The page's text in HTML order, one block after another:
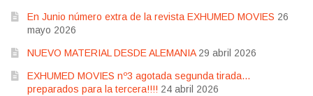
En Junio número extra de la revista EXHUMED MOVIES 26
mayo 2026
NUEVO MATERIAL DESDE ALEMANIA 29 abril 2026
EXHUMED MOVIES nº3 agotada segunda tirada…
preparados para la tercera!!!! 24 abril 2026